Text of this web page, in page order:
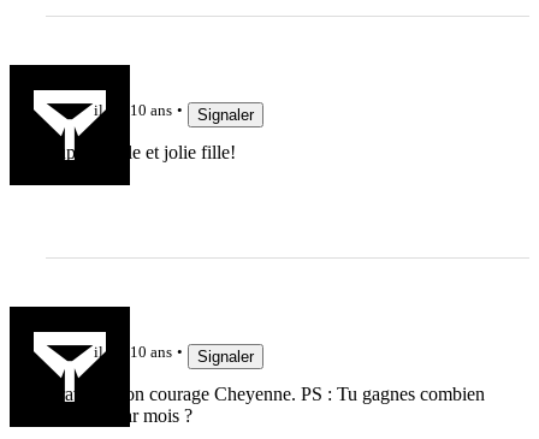
il y a 10 ans Signaler
Super article et jolie fille!
il y a 10 ans Signaler
Bravo et bon courage Cheyenne. PS : Tu gagnes combien
de sioux par mois ?